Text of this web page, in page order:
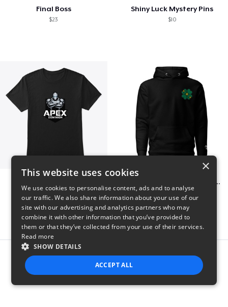
Final Boss
$23
Shiny Luck Mystery Pins
$10
Shiny Luck Embroidered Hoodie
Report this product
×
This website uses cookies
We use cookies to personalise content, ads and to analyse
our traffic. We also share information about your use of our
site with our advertising and analytics partners who may
combine it with other information that you’ve provided to
them or that they’ve collected from your use of their services.
Read more
SHOW DETAILS
ACCEPT ALL
STRICTLY NECESSARY PERFORMANCE